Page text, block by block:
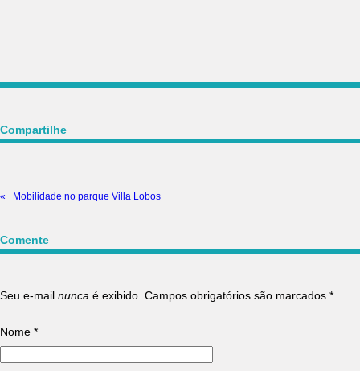
Compartilhe
« Mobilidade no parque Villa Lobos
Comente
Seu e-mail nunca é exibido. Campos obrigatórios são marcados *
Nome *